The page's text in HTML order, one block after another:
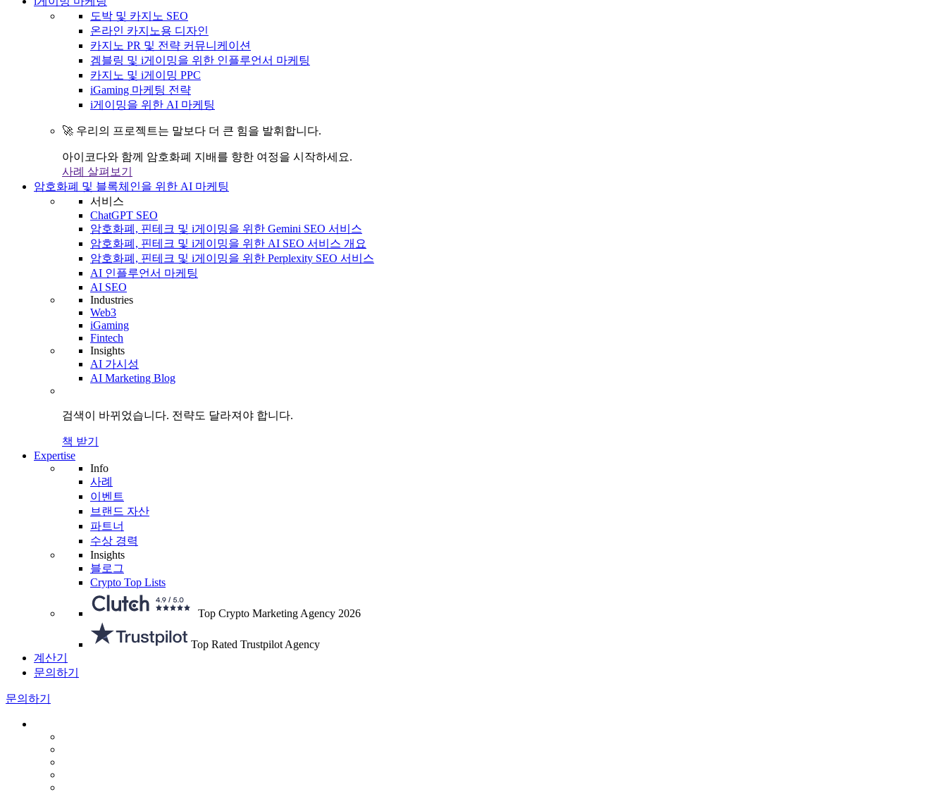
도박 및 카지노 SEO
온라인 카지노용 디자인
카지노 PR 및 전략 커뮤니케이션
겜블링 및 i게이밍을 위한 인플루언서 마케팅
카지노 및 i게이밍 PPC
iGaming 마케팅 전략
i게이밍을 위한 AI 마케팅
🚀 우리의 프로젝트는 말보다 더 큰 힘을 발휘합니다.
아이코다와 함께 암호화폐 지배를 향한 여정을 시작하세요.
사례 살펴보기
암호화폐 및 블록체인을 위한 AI 마케팅
서비스
ChatGPT SEO
암호화폐, 핀테크 및 i게이밍을 위한 Gemini SEO 서비스
암호화폐, 핀테크 및 i게이밍을 위한 AI SEO 서비스 개요
암호화폐, 핀테크 및 i게이밍을 위한 Perplexity SEO 서비스
AI 인플루언서 마케팅
AI SEO
Industries
Web3
iGaming
Fintech
Insights
AI 가시성
AI Marketing Blog
검색이 바뀌었습니다. 전략도 달라져야 합니다.
책 받기
Expertise
Info
사례
이벤트
브랜드 자산
파트너
수상 경력
Insights
블로그
Crypto Top Lists
Top Crypto Marketing Agency 2026
Top Rated Trustpilot Agency
계산기
문의하기
문의하기